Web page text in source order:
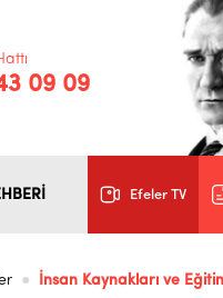
09 09
Efeler TV
İnsan Kaynakları ve